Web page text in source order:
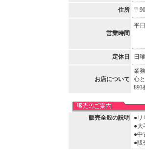
住所 〒
営業時間
平
定休日 日
お店について
業
心
893
販売全般の説明
●リ
●大
●中
●販